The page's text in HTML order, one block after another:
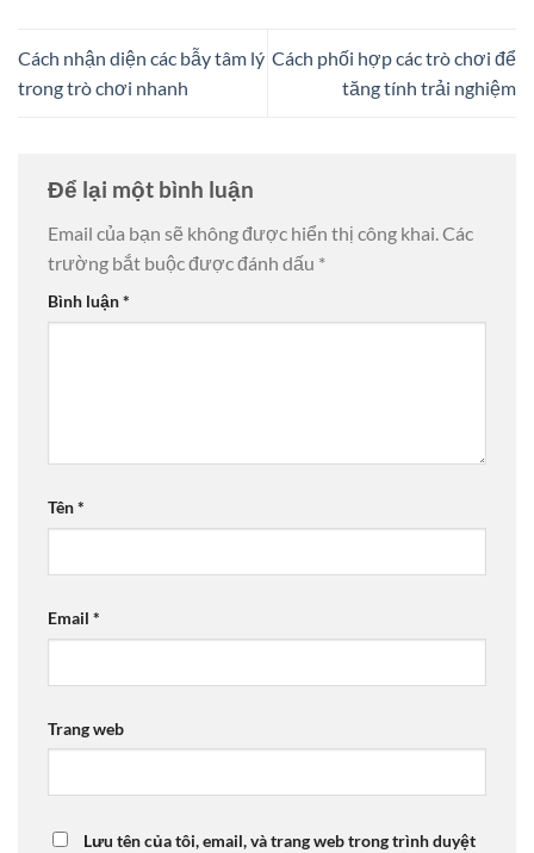
Cách nhận diện các bẫy tâm lý
trong trò chơi nhanh
Cách phối hợp các trò chơi để
tăng tính trải nghiệm
Để lại một bình luận
Email của bạn sẽ không được hiển thị công khai.Các
trường bắt buộc được đánh dấu *
Bình luận*
Tên*
Email *
Trang web
Lưu tên của tôi, email, và trang web trong trình duyệt